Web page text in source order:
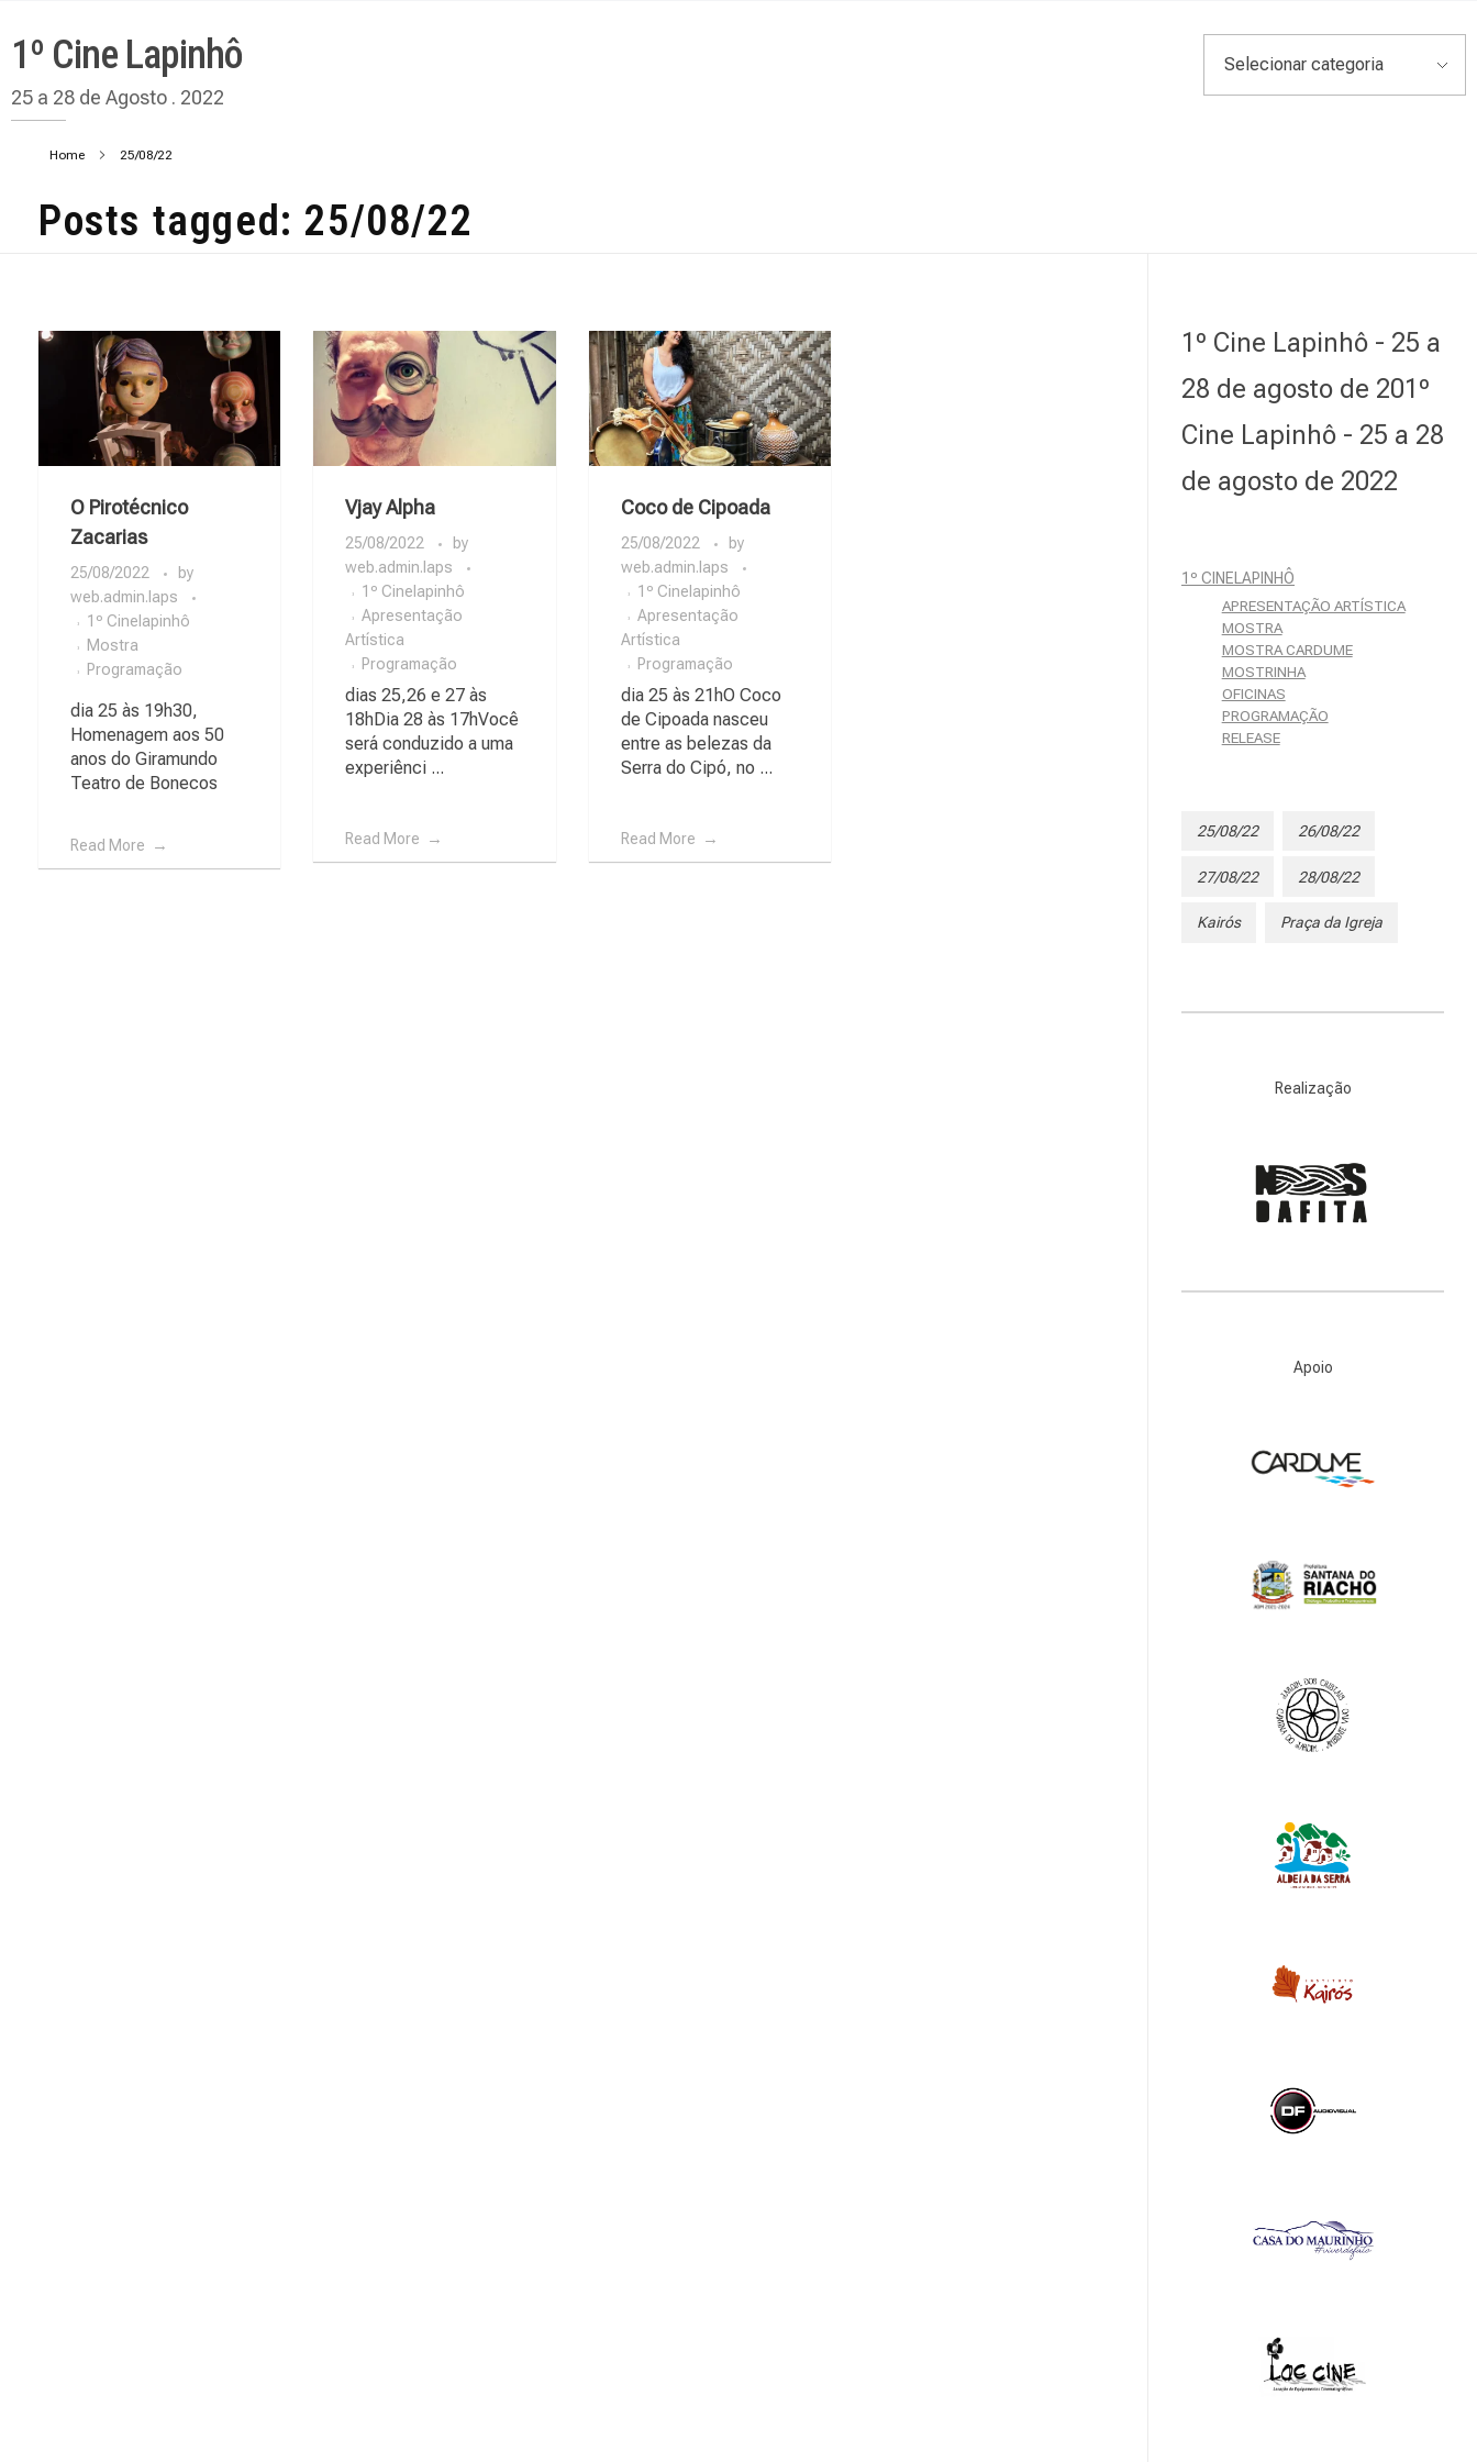
1º Cine Lapinhô
25 a 28 de Agosto . 2022
Home 25/08/22
Posts tagged: 25/08/22
O Pirotécnico
Zacarias
25/08/2022
by
web.admin.laps
1º Cinelapinhô
Mostra
Programação
dia 25 às 19h30,
Homenagem aos 50
anos do Giramundo
Teatro de Bonecos
Read More
Vjay Alpha
25/08/2022
by
web.admin.laps
1º Cinelapinhô
Apresentação
Artística
Programação
dias 25,26 e 27 às
18hDia 28 às 17hVocê
será conduzido a uma
experiênci ...
Read More
Coco de Cipoada
25/08/2022
by
web.admin.laps
1º Cinelapinhô
Apresentação
Artística
Programação
dia 25 às 21hO Coco
de Cipoada nasceu
entre as belezas da
Serra do Cipó, no ...
Read More
1º Cine Lapinhô - 25 a
28 de agosto de 201º
Cine Lapinhô - 25 a 28
de agosto de 2022
1º CINELAPINHÔ
APRESENTAÇÃO ARTÍSTICA
MOSTRA
MOSTRA CARDUME
MOSTRINHA
OFICINAS
PROGRAMAÇÃO
RELEASE
25/08/22 26/08/22
27/08/22 28/08/22
Kairós Praça da Igreja
Realização
Apoio